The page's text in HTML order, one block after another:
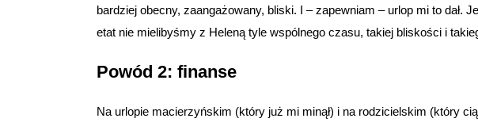
bardziej obecny, zaangażowany, bliski. I – zapewniam – urlop mi to dał.
etat nie mielibyśmy z Heleną tyle wspólnego czasu, takiej bliskości i
Powód 2: finanse
Na urlopie macierzyńskim (który już mi minął) i na rodzicielskim (który